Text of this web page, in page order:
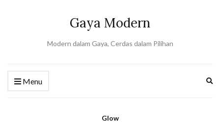
Gaya Modern
Modern dalam Gaya, Cerdas dalam Pilihan
Menu
Glow